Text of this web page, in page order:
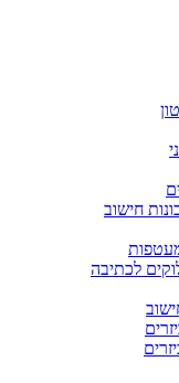
חישוב
לכתיבה